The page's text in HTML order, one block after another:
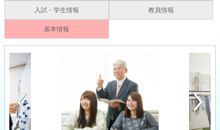
入試・学生情報 教員情報
基本情報